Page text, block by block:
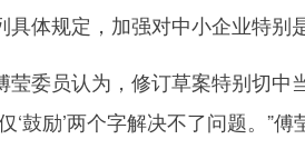
具体规定，加强对中小企业特别
委员认为，修订草案特别切中
‘鼓励’两个字解决不了问题。”傅